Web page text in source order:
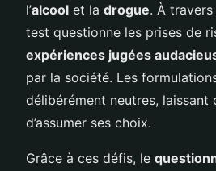
l’alcool et la drogue. À
test questionne les prises de
expériences jugées
par la société. Les
délibérément neutres, laissant
d’assumer ses choix.
Grâce à ces défis, le